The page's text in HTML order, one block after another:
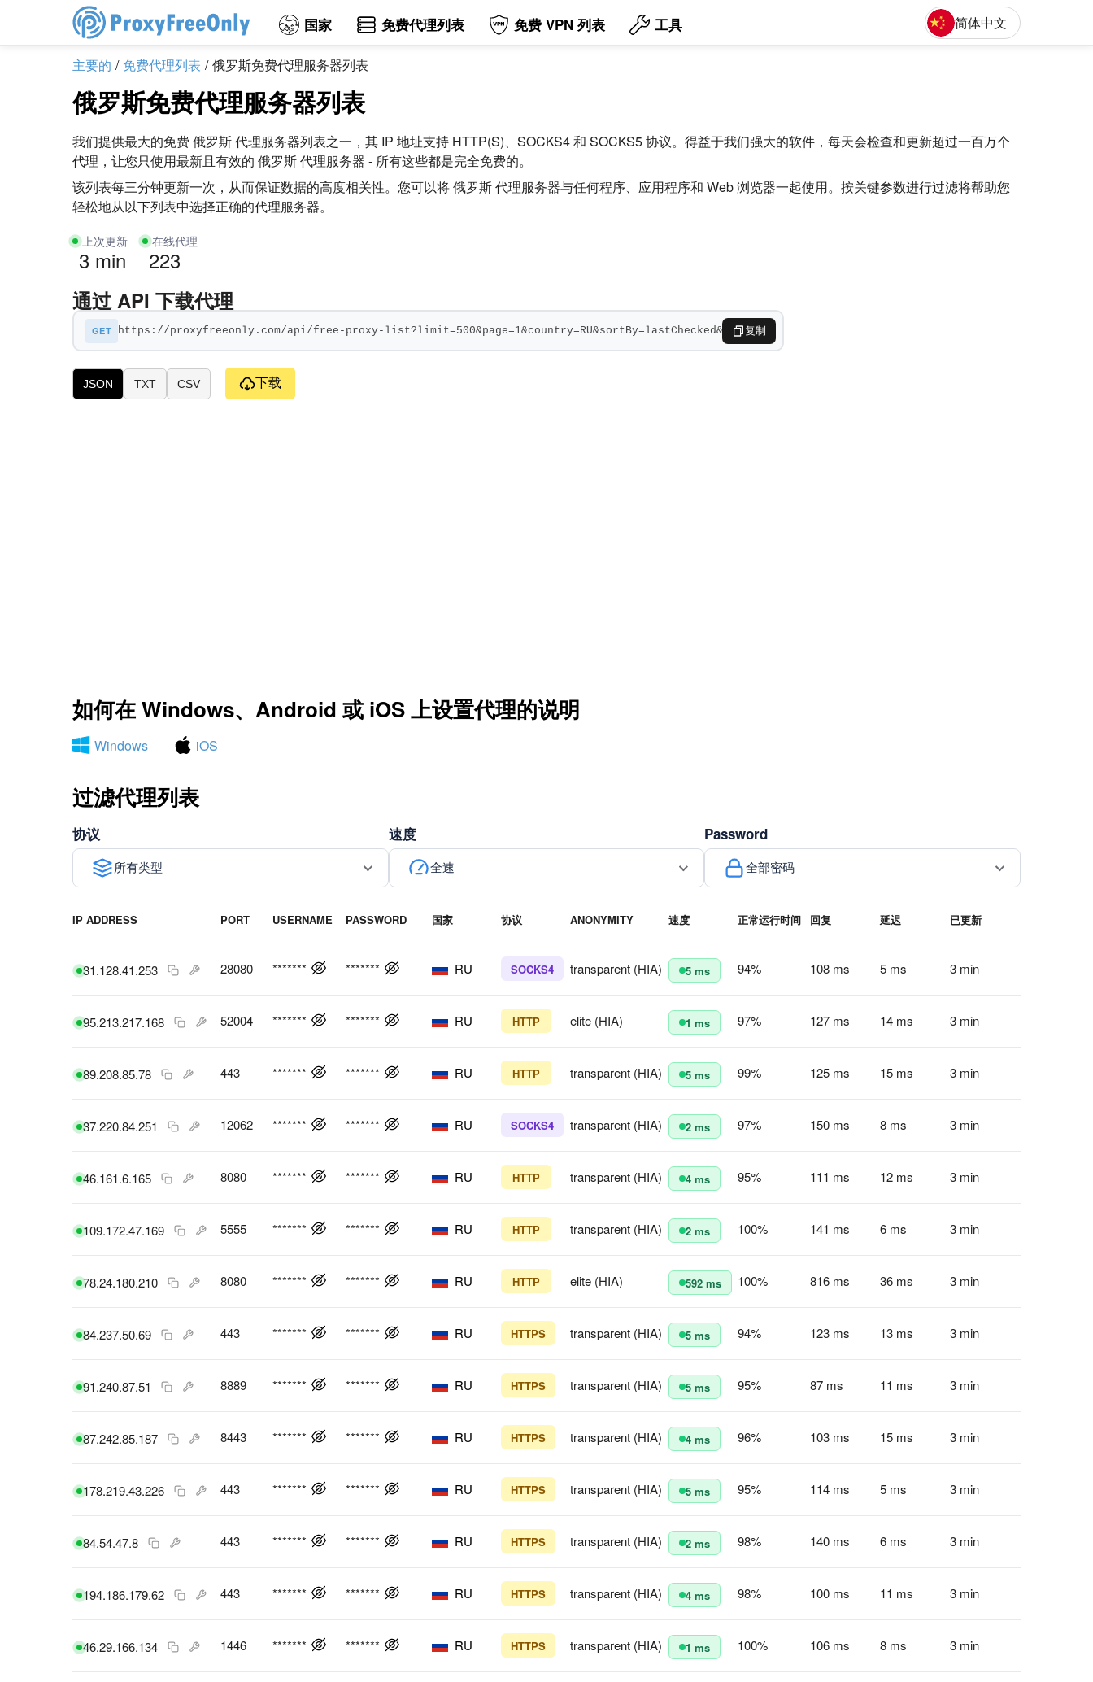
国家 免费代理列表 免费 VPN 列表 工具 English
简体中文
主要的 免费代理列表 俄罗斯免费代理服务器列表
俄罗斯免费代理服务器列表
我们提供最大的免费 俄罗斯 代理服务器列表之一，其 IP 地址支持 HTTP(S)、SOCKS4 和 SOCKS5 协议。得益于我们强大的软件，每天会检查和更新超过一百万个
代理，让您只使用最新且有效的 俄罗斯 代理服务器 - 所有这些都是完全免费的。
该列表每三分钟更新一次，从而保证数据的高度相关性。您可以将 俄罗斯 代理服务器与任何程序、应用程序和 Web 浏览器一起使用。按关键参数进行过滤将帮助您
轻松地从以下列表中选择正确的代理服务器。
上次更新
3 min
在线代理
223
通过 API 下载代理
GET 复制
JSON TXT CSV 下载
如何在 Windows、Android 或 iOS 上设置代理的说明
Windows iOS
过滤代理列表
协议
所有类型
速度
全速
Password
全部密码
IP ADDRESS PORT USERNAME PASSWORD 国家 协议 ANONYMITY 速度 正常运行时间 回复 延迟 已更新
31.128.41.253 28080 ******* ******* RU SOCKS4 transparent (HIA) 5 ms 94% 108 ms 5 ms 3 min
95.213.217.168 52004 ******* ******* RU HTTP elite (HIA) 1 ms 97% 127 ms 14 ms 3 min
89.208.85.78 443 ******* ******* RU HTTP transparent (HIA) 5 ms 99% 125 ms 15 ms 3 min
37.220.84.251 12062 ******* ******* RU SOCKS4 transparent (HIA) 2 ms 97% 150 ms 8 ms 3 min
46.161.6.165 8080 ******* ******* RU HTTP transparent (HIA) 4 ms 95% 111 ms 12 ms 3 min
109.172.47.169 5555 ******* ******* RU HTTP transparent (HIA) 2 ms 100% 141 ms 6 ms 3 min
78.24.180.210 8080 ******* ******* RU HTTP elite (HIA) 592 ms 100% 816 ms 36 ms 3 min
84.237.50.69 443 ******* ******* RU HTTPS transparent (HIA) 5 ms 94% 123 ms 13 ms 3 min
91.240.87.51 8889 ******* ******* RU HTTPS transparent (HIA) 5 ms 95% 87 ms 11 ms 3 min
87.242.85.187 8443 ******* ******* RU HTTPS transparent (HIA) 4 ms 96% 103 ms 15 ms 3 min
178.219.43.226 443 ******* ******* RU HTTPS transparent (HIA) 5 ms 95% 114 ms 5 ms 3 min
84.54.47.8 443 ******* ******* RU HTTPS transparent (HIA) 2 ms 98% 140 ms 6 ms 3 min
194.186.179.62 443 ******* ******* RU HTTPS transparent (HIA) 4 ms 98% 100 ms 11 ms 3 min
46.29.166.134 1446 ******* ******* RU HTTPS transparent (HIA) 1 ms 100% 106 ms 8 ms 3 min